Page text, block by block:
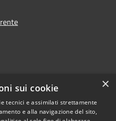
×
sui cookie
tecnici e assimilati strettamente
e alla navigazione del sito,